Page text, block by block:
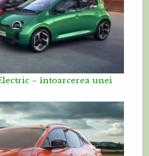
– întoarcerea unei